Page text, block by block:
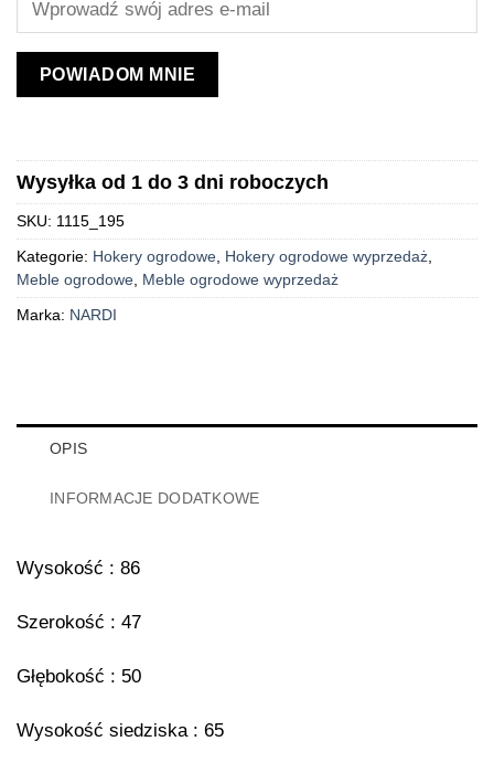
POWIADOM MNIE
Wysyłka od 1 do 3 dni roboczych
SKU: 1115_195
Kategorie: Hokery ogrodowe Hokery ogrodowe wyprzedaż
Meble ogrodowe Meble ogrodowe wyprzedaż
Marka: NARDI
OPIS
INFORMACJE DODATKOWE
Wysokość : 86
Szerokość : 47
Głębokość : 50
Wysokość siedziska : 65